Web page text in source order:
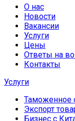
О нас
Новости
Вакансии
Услуги
Цены
Ответы на
Контакты
Услуги
Таможенное
Экспорт
Бизнес с